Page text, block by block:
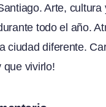
Arte, cultura
todo el año.
ciudad diferente.
que vivirlo!